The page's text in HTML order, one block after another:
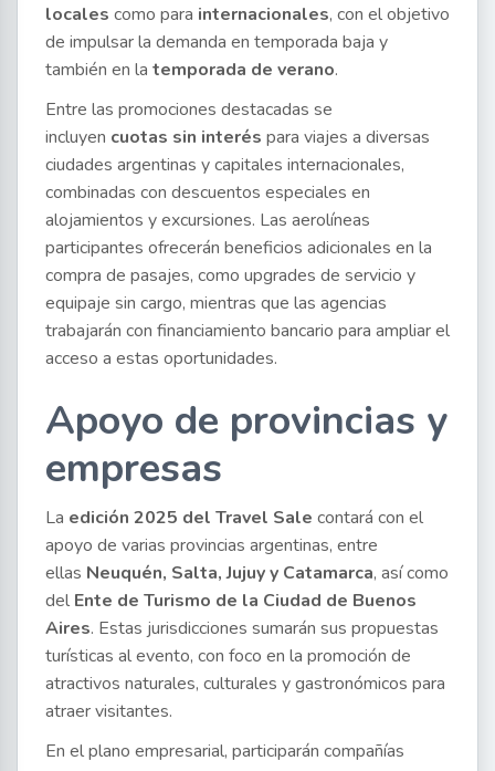
locales como para internacionales, con el objetivo
de impulsar la demanda en temporada baja y
también en la temporada de verano.
Entre las promociones destacadas se
incluyen cuotas sin interés para viajes a diversas
ciudades argentinas y capitales internacionales,
combinadas con descuentos especiales en
alojamientos y excursiones. Las aerolíneas
participantes ofrecerán beneficios adicionales en la
compra de pasajes, como upgrades de servicio y
equipaje sin cargo, mientras que las agencias
trabajarán con financiamiento bancario para ampliar el
acceso a estas oportunidades.
Apoyo de provincias y
empresas
La edición 2025 del Travel Sale contará con el
apoyo de varias provincias argentinas, entre
ellas Neuquén, Salta, Jujuy y Catamarca, así como
del Ente de Turismo de la Ciudad de Buenos
Aires. Estas jurisdicciones sumarán sus propuestas
turísticas al evento, con foco en la promoción de
atractivos naturales, culturales y gastronómicos para
atraer visitantes.
En el plano empresarial, participarán compañías